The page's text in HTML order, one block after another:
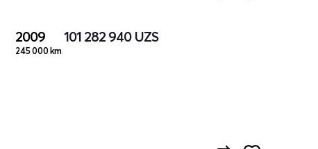
2009
245 000 km
101 282 940 UZS